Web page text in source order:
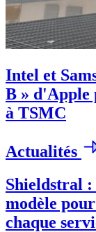
Intel et
B » d'Apple
à TSMC
Actualités
Shieldstral
modèle
chaque